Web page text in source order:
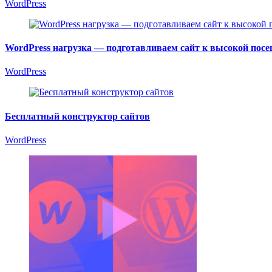
WordPress
WordPress нагрузка — подготавливаем сайт к высокой
WordPress
Бесплатный конструктор сайтов
WordPress